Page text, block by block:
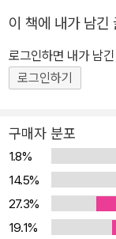
음을 동시에 선사하
을 이제 한 권의 책으
작별을 고할 수 있을
게 될 것이다. 또 어떤
박민정 작가 주기쁨 |
소개될 정도로 메뉴
선정된 요리는 다음
올리고, 종종 편의점
발생할 정도이다. 요
투게더> ‘야간매점’
점에서 선보인 요리
와, 등록에 성공하지
를 방송 화면 그대로
독자들을 위해 응용
이 책에 내가 남긴
로그인하면 내가 남
로그인하기
구매자 분포
1.8%
14.5%
27.3%
19.1%